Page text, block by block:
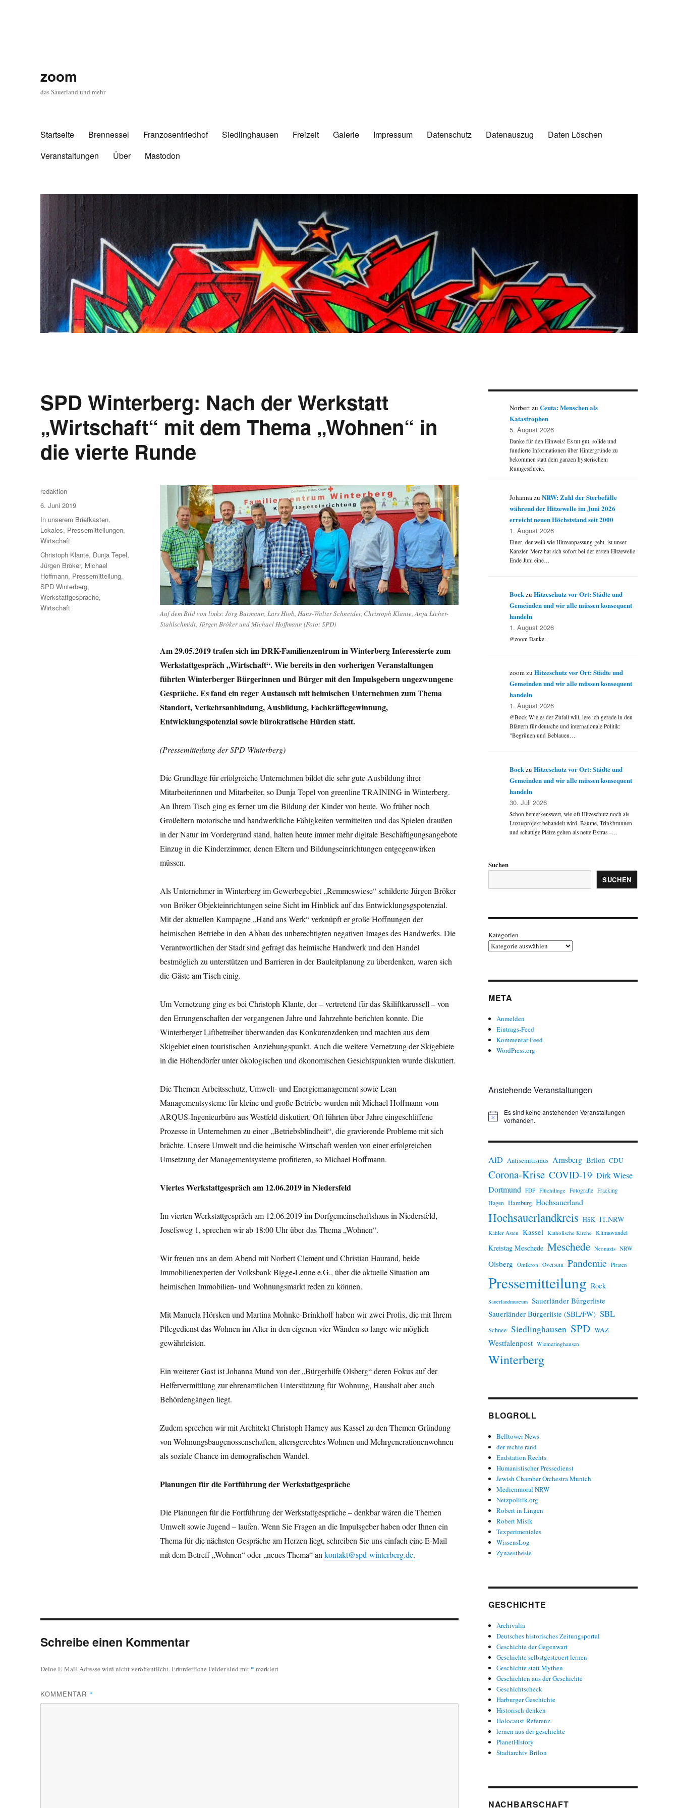
zoom
das Sauerland und mehr
Startseite Brennessel Franzosenfriedhof Siedlinghausen Freizeit Galerie Impressum Datenschutz Datenauszug
Daten Löschen
Veranstaltungen
Über Mastodon
SPD Winterberg: Nach der Werkstatt
„Wirtschaft“ mit dem Thema „Wohnen“ in
die vierte Runde
Auf dem Bild von links: Jörg Burmann, Lars Hiob, Hans-Walter Schneider, Christoph Klante, Anja Licher-
Stahlschmidt, Jürgen Bröker und Michael Hoffmann (Foto: SPD)
Am 29.05.2019 trafen sich im DRK-Familienzentrum in Winterberg Interessierte zum
Werkstattgespräch „Wirtschaft“. Wie bereits in den vorherigen Veranstaltungen
führten Winterberger Bürgerinnen und Bürger mit den Impulsgebern ungezwungene
Gespräche. Es fand ein reger Austausch mit heimischen Unternehmen zum Thema
Standort, Verkehrsanbindung, Ausbildung, Fachkräftegewinnung,
Entwicklungspotenzial sowie bürokratische Hürden statt.
(Pressemitteilung der SPD Winterberg)
Die Grundlage für erfolgreiche Unternehmen bildet die sehr gute Ausbildung ihrer
Mitarbeiterinnen und Mitarbeiter, so Dunja Tepel von greenline TRAINING in Winterberg.
An Ihrem Tisch ging es ferner um die Bildung der Kinder von heute. Wo früher noch
Großeltern motorische und handwerkliche Fähigkeiten vermittelten und das Spielen draußen
in der Natur im Vordergrund stand, halten heute immer mehr digitale Beschäftigungsangebote
Einzug in die Kinderzimmer, denen Eltern und Bildungseinrichtungen entgegenwirken
müssen.
Als Unternehmer in Winterberg im Gewerbegebiet „Remmeswiese“ schilderte Jürgen Bröker
von Bröker Objekteinrichtungen seine Sicht im Hinblick auf das Entwicklungsgspotenzial.
Mit der aktuellen Kampagne „Hand ans Werk“ verknüpft er große Hoffnungen der
heimischen Betriebe in den Abbau des unberechtigten negativen Images des Handwerks. Die
Verantwortlichen der Stadt sind gefragt das heimische Handwerk und den Handel
bestmöglich zu unterstützen und Barrieren in der Bauleitplanung zu überdenken, waren sich
die Gäste am Tisch einig.
Um Vernetzung ging es bei Christoph Klante, der – vertretend für das Skiliftkarussell – von
den Errungenschaften der vergangenen Jahre und Jahrzehnte berichten konnte. Die
Winterberger Liftbetreiber überwanden das Konkurenzdenken und machten aus dem
Skigebiet einen touristischen Anziehungspunkt. Auch die weitere Vernetzung der Skigebiete
in die Höhendörfer unter ökologischen und ökonomischen Gesichtspunkten wurde diskutiert.
Die Themen Arbeitsschutz, Umwelt- und Energiemanagement sowie Lean
Managementsysteme für kleine und große Betriebe wurden mit Michael Hoffmann vom
ARQUS-Ingenieurbüro aus Westfeld diskutiert. Oft führten über Jahre eingeschliffene
Prozesse in Unternehmen zu einer „Betriebsblindheit“, die gravierende Probleme mit sich
brächte. Unsere Umwelt und die heimische Wirtschaft werden von einer erfolgreichen
Umsetzung der Managementsysteme profitieren, so Michael Hoffmann.
Viertes Werkstattgespräch am 12.06.2019 in Niedersfeld
Im vierten Werkstattgespräch am 12.06.2019 im Dorfgemeinschaftshaus in Niedersfeld,
Josefsweg 1, sprechen wir ab 18:00 Uhr über das Thema „Wohnen“.
Wir freuen uns an dem Abend mit Norbert Clement und Christian Haurand, beide
Immobilienexperten der Volksbank Bigge-Lenne e.G., über die aktuelle Situation am
heimischen Immobilien- und Wohnungsmarkt reden zu können.
Mit Manuela Hörsken und Martina Mohnke-Brinkhoff haben wir zwei Profis, die mit Ihrem
Pflegedienst das Wohnen im Alter in den eigenen vier Wänden so lange wie möglich
gewährleisten.
Ein weiterer Gast ist Johanna Mund von der „Bürgerhilfe Olsberg“ deren Fokus auf der
Helfervermittlung zur ehrenamtlichen Unterstützung für Wohnung, Haushalt aber auch
Behördengängen liegt.
Zudem sprechen wir mit Architekt Christoph Harney aus Kassel zu den Themen Gründung
von Wohnungsbaugenossenschaften, altersgerechtes Wohnen und Mehrgenerationenwohnen
als soziale Chance im demografischen Wandel.
Planungen für die Fortführung der Werkstattgespräche
Die Planungen für die Fortführung der Werkstattgespräche – denkbar wären die Themen
Umwelt sowie Jugend – laufen. Wenn Sie Fragen an die Impulsgeber haben oder Ihnen ein
Thema für die nächsten Gespräche am Herzen liegt, schreiben Sie uns einfach eine E-Mail
mit dem Betreff „Wohnen“ oder „neues Thema“ an kontakt@spd-winterberg.de.
Autor
redaktion
Veröffentlicht
am
6. Juni 2019
Kategorien
In unserem Briefkasten,
Lokales, Pressemitteilungen,
Wirtschaft
Schlagwörter
Christoph Klante, Dunja Tepel,
Jürgen Bröker, Michael
Hoffmann, Pressemitteilung,
SPD Winterberg,
Werkstattgespräche,
Wirtschaft
Schreibe einen Kommentar
Deine E-Mail-Adresse wird nicht veröffentlicht. Erforderliche Felder sind mit * markiert
KOMMENTAR *
NorbertzuCeuta: Menschen als
Katastrophen
5. August 2026
Danke für den Hinweis! Es tut gut, solide und
fundierte Informationen über Hintergründe zu
bekommen statt dem ganzen hysterischem
Rumgeschreie.
JohannazuNRW: Zahl der Sterbefälle
während der Hitzewelle im Juni 2026
erreicht neuen Höchststand seit 2000
1. August 2026
Einer, der weiß wie Hitzeanpassung geht, ist unser
Kanzler. Merz hat sich sofort bei der ersten Hitzewelle
Ende Juni eine…
BockzuHitzeschutz vor Ort: Städte und
Gemeinden und wir alle müssen konsequent
handeln
1. August 2026
@zoom Danke.
zoomzuHitzeschutz vor Ort: Städte und
Gemeinden und wir alle müssen konsequent
handeln
1. August 2026
@Bock Wie es der Zufall will, lese ich gerade in den
Blättern für deutsche und internationale Politik:
"Begrünen und Beblauen…
BockzuHitzeschutz vor Ort: Städte und
Gemeinden und wir alle müssen konsequent
handeln
30. Juli 2026
Schon bemerkenswert, wie oft Hitzeschutz noch als
Luxusprojekt behandelt wird. Bäume, Trinkbrunnen
und schattige Plätze gelten als nette Extras –…
Suchen
SUCHEN
Kategorien
META
Anmelden
Eintrags-Feed
Kommentar-Feed
WordPress.org
Anstehende Veranstaltungen
H
w
Es sind keine anstehenden Veranstaltungen
vorhanden.
AfD Antisemitismus Arnsberg Brilon CDU
Corona-Krise COVID-19 Dirk Wiese
Dortmund FDP Flüchtlinge Fotografie Fracking
Hagen Hamburg Hochsauerland
Hochsauerlandkreis HSK IT.NRW
Kahler Asten Kassel Katholische Kirche Klimawandel
Kreistag Meschede Meschede Neonazis NRW
Olsberg Omikron Oversum Pandemie Piraten
Pressemitteilung Rock
Sauerlandmuseum Sauerländer Bürgerliste
Sauerländer Bürgerliste (SBL/FW) SBL
Schnee Siedlinghausen SPD WAZ
Westfalenpost Wiemeringhausen
Winterberg
BLOGROLL
Belltower News
der rechte rand
Endstation Rechts
Humanistischer Pressedienst
Jewish Chamber Orchestra Munich
Medienmoral NRW
Netzpolitik.org
Robert in Lingen
Robert Misik
Texperimentales
WissensLog
Zynaesthesie
GESCHICHTE
Archivalia
Deutsches historisches Zeitungsportal
Geschichte der Gegenwart
Geschichte selbstgesteuert lernen
Geschichte statt Mythen
Geschichten aus der Geschichte
Geschichtscheck
Harburger Geschichte
Historisch denken
Holocaust-Referenz
lernen aus der geschichte
PlanetHistory
Stadtarchiv Brilon
NACHBARSCHAFT